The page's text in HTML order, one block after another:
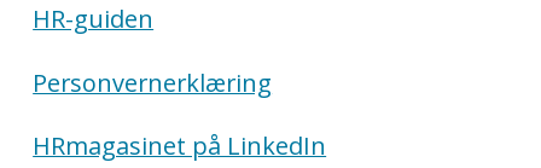
HR-guiden
Personvernerklæring
HRmagasinet på LinkedIn